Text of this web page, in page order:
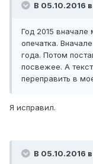
В 05.10.2016
Год 2015 вначале
опечатка.
года. Потом
посвежее. А
переправить в
Я исправил.
В 05.10.2016